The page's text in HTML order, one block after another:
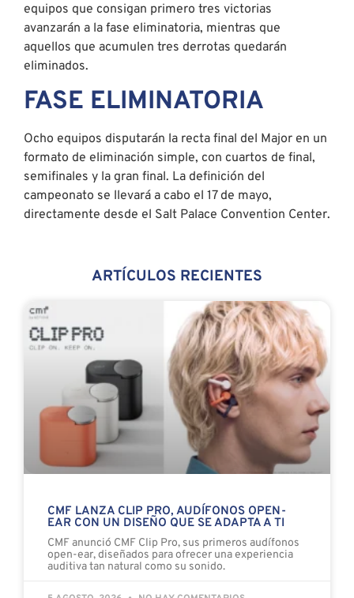
equipos que consigan primero tres victorias
avanzarán a la fase eliminatoria, mientras que
aquellos que acumulen tres derrotas quedarán
eliminados.
FASE ELIMINATORIA
Ocho equipos disputarán la recta final del Major en un
formato de eliminación simple, con cuartos de final,
semifinales y la gran final. La definición del
campeonato se llevará a cabo el 17 de mayo,
directamente desde el Salt Palace Convention Center.
ARTÍCULOS RECIENTES
CMF LANZA CLIP PRO, AUDÍFONOS OPEN-
EAR CON UN DISEÑO QUE SE ADAPTA A TI
CMF anunció CMF Clip Pro, sus primeros audífonos
open-ear, diseñados para ofrecer una experiencia
auditiva tan natural como su sonido.